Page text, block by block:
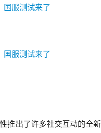
推出了许多社交互动的全